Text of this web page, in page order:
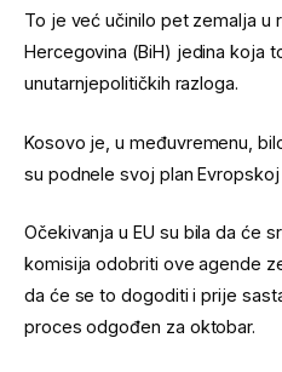
To je već učinilo pet zemalja u
Hercegovina (BiH) jedina koja
unutarnjepolitičkih razloga.
Kosovo je, u međuvremenu,
su podnele svoj plan Evropskoj
Očekivanja u EU su bila da će
komisija odobriti ove agende
da će se to dogoditi i prije
proces odgođen za oktobar.